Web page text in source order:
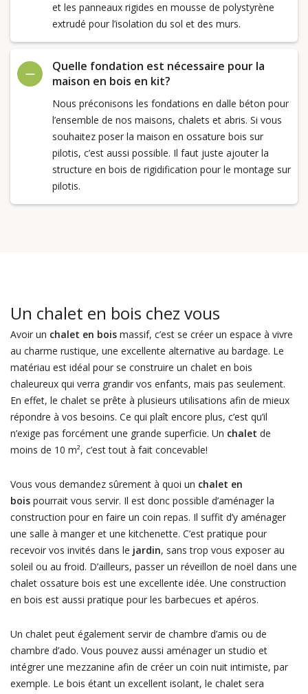
et les panneaux rigides en mousse de polystyrène
extrudé pour l’isolation du sol et des murs.
Quelle fondation est nécessaire pour la
maison en bois en kit?
Nous préconisons les fondations en dalle béton pour
l’ensemble de nos maisons, chalets et abris. Si vous
souhaitez poser la maison en ossature bois sur
pilotis, c’est aussi possible. Il faut juste ajouter la
structure en bois de rigidification pour le montage sur
pilotis.
Un chalet en bois chez vous
Avoir un chalet en boismassif, c’est se créer un espace à vivre
au charme rustique, une excellente alternative au bardage. Le
matériau est idéal pour se construire un chalet en bois
chaleureux qui verra grandir vos enfants, mais pas seulement.
En effet, le chalet se prête à plusieurs utilisations afin de mieux
répondre à vos besoins. Ce qui plaît encore plus, c’est qu’il
n’exige pas forcément une grande superficie. Un chalet de
moins de 10 m², c’est tout à fait concevable!
Vous vous demandez sûrement à quoi un chalet en
boispourrait vous servir. Il est donc possible d’aménager la
construction pour en faire un coin repas. Il suffit d’y aménager
une salle à manger et une kitchenette. C’est pratique pour
recevoir vos invités dans le jardin, sans trop vous exposer au
soleil ou au froid. D’ailleurs, passer un réveillon de noël dans une
chalet ossature bois est une excellente idée. Une construction
en bois est aussi pratique pour les barbecues et apéros.
Un chalet peut également servir de chambre d’amis ou de
chambre d’ado. Vous pouvez aussi aménager un studio et
intégrer une mezzanine afin de créer un coin nuit intimiste, par
exemple. Le bois étant un excellent isolant, le chalet sera